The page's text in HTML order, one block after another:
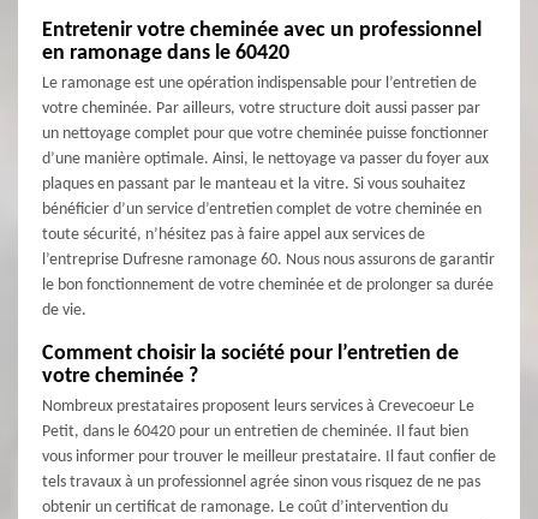
Entretenir votre cheminée avec un professionnel
en ramonage dans le 60420
Le ramonage est une opération indispensable pour l’entretien de
votre cheminée. Par ailleurs, votre structure doit aussi passer par
un nettoyage complet pour que votre cheminée puisse fonctionner
d’une manière optimale. Ainsi, le nettoyage va passer du foyer aux
plaques en passant par le manteau et la vitre. Si vous souhaitez
bénéficier d’un service d’entretien complet de votre cheminée en
toute sécurité, n’hésitez pas à faire appel aux services de
l’entreprise Dufresne ramonage 60. Nous nous assurons de garantir
le bon fonctionnement de votre cheminée et de prolonger sa durée
de vie.
Comment choisir la société pour l’entretien de
votre cheminée ?
Nombreux prestataires proposent leurs services à Crevecoeur Le
Petit, dans le 60420 pour un entretien de cheminée. Il faut bien
vous informer pour trouver le meilleur prestataire. Il faut confier de
tels travaux à un professionnel agrée sinon vous risquez de ne pas
obtenir un certificat de ramonage. Le coût d’intervention du